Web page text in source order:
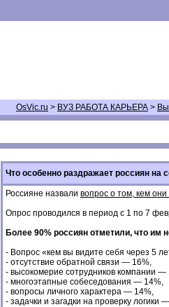
OsVic.ru > ВУЗ РАБОТА КАРЬЕРА >
Что особенно раздражает россиян на
Россияне назвали вопрос о том, кем
Опрос проводился в период с 1 по 7
Более 90% россиян отметили, что им
- Вопрос «кем вы видите себя через 5
- отсутствие обратной связи — 16%,
- высокомерие сотрудников компании —
- многоэтапные собеседования — 14%,
- вопросы личного характера — 14%,
- задачки и загадки на проверку логики